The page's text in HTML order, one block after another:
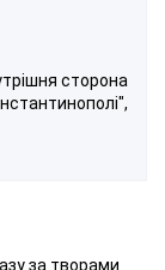
сторона
за творами